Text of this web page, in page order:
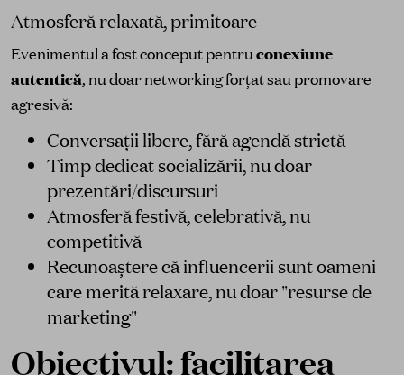
Atmosferă relaxată, primitoare
Evenimentul a fost conceput pentruconexiune
autentică, nu doar networking forțat sau promovare
agresivă:
Conversații libere, fără agendă strictă
Timp dedicat socializării, nu doar
prezentări/discursuri
Atmosferă festivă, celebrativă, nu
competitivă
Recunoaștere că influencerii sunt oameni
care merită relaxare, nu doar "resurse de
marketing"
Obiectivul: facilitarea